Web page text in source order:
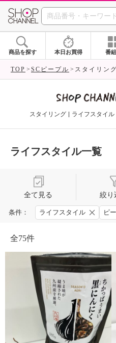
商品を探す 本日お買得 番
TOP SCピープル スタイリン
スタイリング ライフスタイル
ライフスタイル一覧
全て見る 絞り
条件： ライフスタイル ピ
全75件